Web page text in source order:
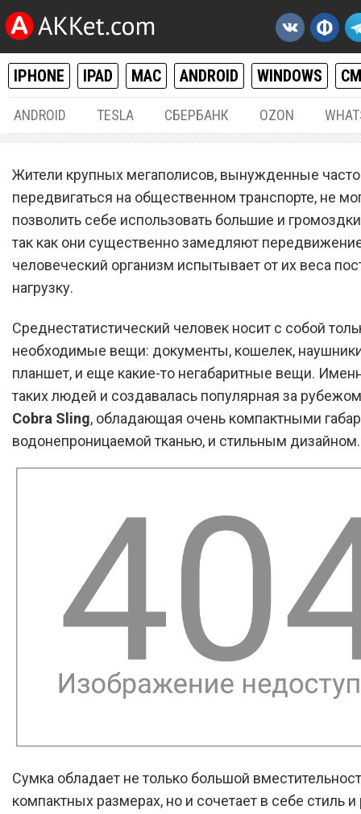
IPHONE IPAD MAC ANDROID WINDOWS
ANDROID TESLA СБЕРБАНК OZON
Cobra Sling — стильная и
компактная сумка для
Жители крупных мегаполисов, вынужденные часто
передвигаться на общественном транспорте, не
позволить себе использовать большие и
так как они существенно замедляют
человеческий организм испытывает от их веса
нагрузку.
Среднестатистический человек носит с собой
необходимые вещи: документы, кошелек,
планшет, и еще какие-то негабаритные вещи.
таких людей и создавалась популярная за
Cobra Sling, обладающая очень компактными
водонепроницаемой тканью, и стильным дизайном.
Сумка обладает не только большой
компактных размерах, но и сочетает в себе стиль